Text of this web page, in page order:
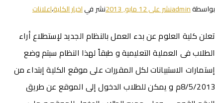
بواسطةadminنشر على12 مايو, 2013 نشر فياخبار الكلية،اعلانات
تعلن كلية العلوم عن بدء العمل بالنظام الجديد لإستطلاع أراء
الطلاب فى العملية التعليمية و طبقاً لهذا النظام سيتم وضع
إستمارات الاستبيانات لكل المقررات على موقع الكلية إبتداء من
8/5/2013م و يمكن للطلاب الدخول إلى الموقع عن طريق